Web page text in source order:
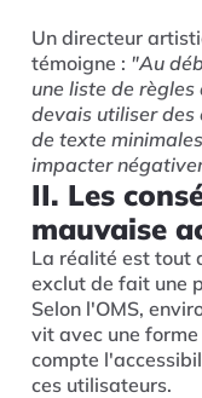
Un directeur
témoigne : "Au
une liste de
devais utiliser des
de texte
impacter
II. Les
mauvaise
La réalité est tout
exclut de fait une
Selon l'OMS,
vit avec une
compte
ces utilisateurs.